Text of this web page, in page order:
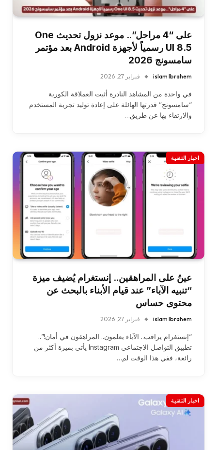
على “4 مراحل”.. موعد نزول تحديث One
UI 8.5 رسمياً لأجهزة Android بعد مؤتمر
سامسونج 2026
islam Ibrahem فبراير 27, 2026
في واحدة من المشاهد النادرة أثبت العملاقة الكورية
“سامسونج” قدرتها الهائلة على إعادة توليد تجربة المستخدم
والارتقاء بها عن طريق…
اخبار التقنية
عينُ على المراهقين.. إنستغرام يُضيف ميزة
“تنبيه الآباء” عند قيام الأبناء بالبحث عن
محتوى حساس
islam Ibrahem فبراير 27, 2026
“إنستغرام يراقب.. الآباء يعلمون.. المراهقون في أمان!”..
تطبيق التواصل الاجتماعي Instagram يأتي بميزة أكثر من
رائعة، ففي هذا الوقت لم…
اخبار التقنية